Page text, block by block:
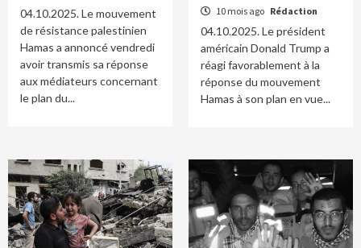
04.10.2025. Le mouvement
de résistance palestinien
Hamas a annoncé vendredi
avoir transmis sa réponse
aux médiateurs concernant
le plan du...
10 mois ago Rédaction
04.10.2025. Le président
américain Donald Trump a
réagi favorablement à la
réponse du mouvement
Hamas à son plan en vue...